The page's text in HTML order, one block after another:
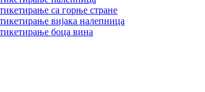
са горње стране
вијака налепница
боца вина